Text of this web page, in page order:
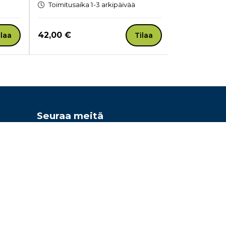
Toimitusaika 1-3 arkipäivää
Hinta nyt
42,00 € Tilaa
Seuraa meitä